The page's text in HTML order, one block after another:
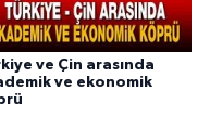
ve Çin arasında
ve ekonomik